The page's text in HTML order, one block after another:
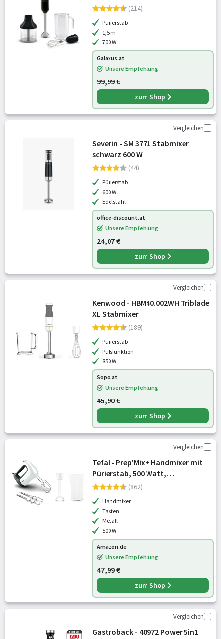
Transparent, Silber
(214)
Pürierstab
1,5 m
700 W
Galaxus.at
Unsere Empfehlung
99,99 €
zum Shop
Vergleichen
Severin - SM 3771 Stabmixer
schwarz 600 W
(44)
Pürierstab
600 W
Edelstahl
office-discount.at
Unsere Empfehlung
24,07 €
zum Shop
Vergleichen
Kenwood - HBM40.002WH Triblade
XL Stabmixer
(189)
Pürierstab
Pulsfunktion
850 W
Sopo.at
Unsere Empfehlung
45,90 €
zum Shop
Vergleichen
Tefal - Prep'Mix+ Handmixer mit
Pürierstab, 500 Watt,
Schiebeknopf mit 5
Zubehör: 2 Schneebesen/2
Knethaken/Pürierstab/Messbe
(862)
Handmixer
Tasten
Metall
500 W
Amazon.de
Unsere Empfehlung
47,99 €
zum Shop
Vergleichen
Gastroback - 40972 Power 5in1